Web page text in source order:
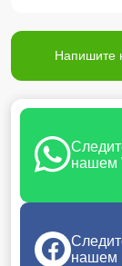
Напишите
нашем
нашем